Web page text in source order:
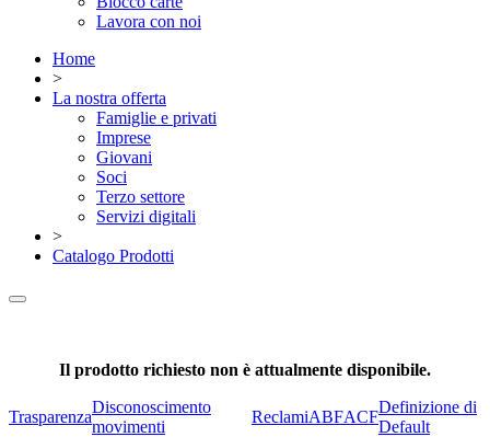
Lavora con noi
Home
>
La nostra offerta
Famiglie e privati
Imprese
Giovani
Soci
Terzo settore
Servizi digitali
>
Catalogo Prodotti
Il prodotto richiesto non è attualmente disponibile.
Trasparenza
Disconoscimento
movimenti
ReclamiABFACF
Definizione di
Default